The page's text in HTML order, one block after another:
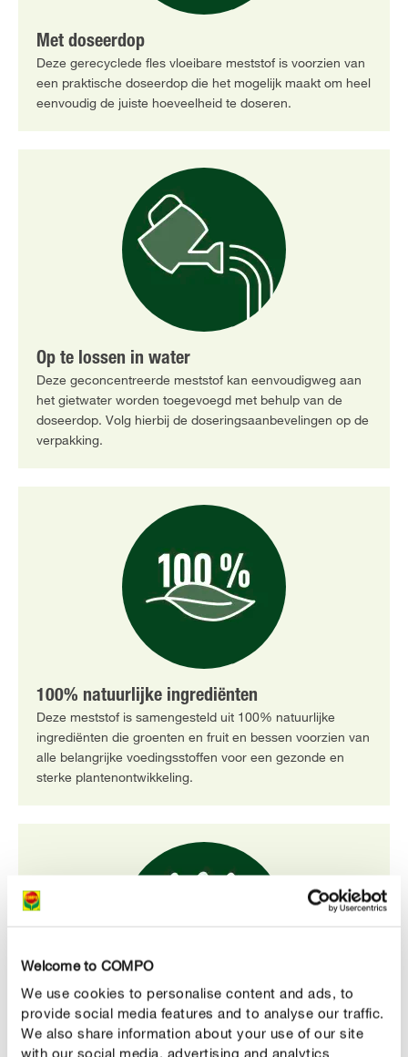
Welcome to COMPO
We use cookies to personalise content and ads, to
provide social media features and to analyse our traffic.
We also share information about your use of our site
with our social media, advertising and analytics
Met doseerdop
Deze gerecyclede fles vloeibare meststof is voorzien van
een praktische doseerdop die het mogelijk maakt om heel
eenvoudig de juiste hoeveelheid te doseren.
Op te lossen in water
Deze geconcentreerde meststof kan eenvoudigweg aan
het gietwater worden toegevoegd met behulp van de
doseerdop. Volg hierbij de doseringsaanbevelingen op de
verpakking.
100% natuurlijke ingrediënten
Deze meststof is samengesteld uit 100% natuurlijke
ingrediënten die groenten en fruit en bessen voorzien van
alle belangrijke voedingsstoffen voor een gezonde en
sterke plantenontwikkeling.
Voor een optimale plantenontwikkeling